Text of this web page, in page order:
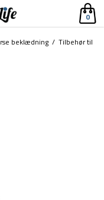
0
beklædning / Tilbehør til